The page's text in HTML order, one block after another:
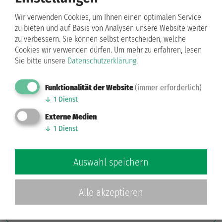
Gespräch mit Heidi Estler
„Extrem wichtig, dass wieder
etwas stattfindet“
Am Sonntag, einen Tag nach der Weltmeisterschaft
Formationen Latein, hat Heidi Estler ein Interview
mit dem Deutschlandfunk geführt.
Der gesamte Beitrag ist nachzuhören auf den
Deutschlandfunks.
Wir verwenden Cookies, um Ihnen einen optimalen Service
zu bieten und auf Basis von Analysen unsere Website weiter
zu verbessern. Sie können selbst entscheiden, welche
Cookies wir verwenden dürfen. Um mehr zu erfahren, lesen
Sie bitte unsere Datenschutzerklärung.
Funktionalität der Website(immer erforderlich)
↓ 1 Dienst
Externe Medien
↓ 1 Dienst
Auswahl speichern
Alle akzeptieren